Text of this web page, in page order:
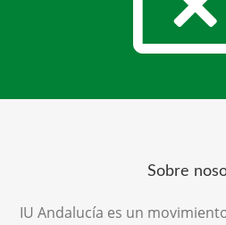
Sobre
IU Andalucía es un